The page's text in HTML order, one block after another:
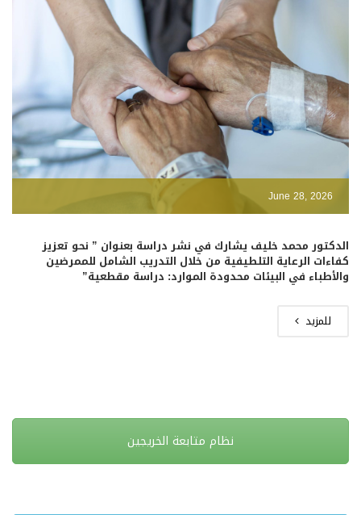
June 28, 2026
الدكتور محمد خليف يشارك في نشر دراسة بعنوان ” نحو تعزيز
كفاءات الرعاية التلطيفية من خلال التدريب الشامل للممرضين
والأطباء في البيئات محدودة الموارد: دراسة مقطعية”
للمزيد
نظام متابعة الخريجين